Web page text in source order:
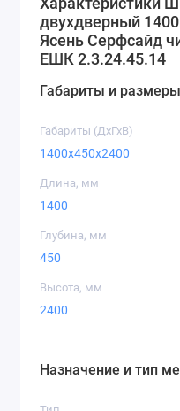
Кашемир Серая
Белый
Индастриал
двухдверный
Ясень Серфсайд
EШК 2.3.24.45.14
Габариты и размеры
Габариты (ДхГхВ)
1400x450x2400
Длина, мм
1400
Глубина, мм
450
Высота, мм
2400
Назначение и тип